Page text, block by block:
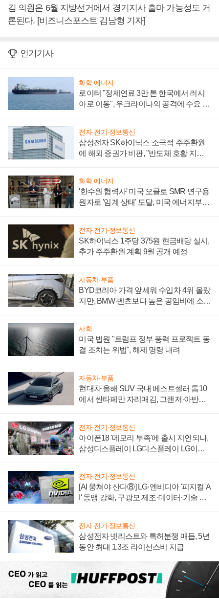
김 의원은 6월 지방선거에서 경기지사 출마 가능성도 거
론된다. [비즈니스포스트 김남형 기자]
인기기사
화학·에너지
로이터 "정제연료 3만 톤 한국에서 러시
아로 이동", 우크라이나의 공격에 수요 늘
전자·전기·정보통신
삼성전자 SK하이닉스 소극적 주주환원
에 해외 증권가 비판, "반도체 호황 지속
화학·에너지
'한수원 협력사' 미국 오클로 SMR 연구용
원자로 '임계 상태' 도달, 미국 에너지부
전자·전기·정보통신
SK하이닉스 1주당 375원 현금배당 실시,
추가 주주환원 계획 9월 공개 예정
자동차·부품
BYD코리아 가격 앞세워 수입차 4위 올랐
지만, BMW·벤츠보다 높은 공임비에 소비
사회
미국 법원 "트럼프 정부 풍력 프로젝트 동
결 조치는 위법", 해제 명령 내려
자동차·부품
현대차 올해 SUV 국내 베스트셀러 톱10
에서 싼타페만 자리매김, 그랜저·아반떼
전자·전기·정보통신
아이폰18 '메모리 부족'에 출시 지연되나,
삼성디스플레이 LG디스플레이 LG이노
전자·전기·정보통신
[AI 뭉쳐야 산다⑧] LG·엔비디아 '피지컬 A
I' 동맹 강화, 구광모 제조·데이터·기술 결
전자·전기·정보통신
삼성전자 넷리스트와 특허분쟁 매듭, 5년
동안 최대 1.3조 라이선스비 지급